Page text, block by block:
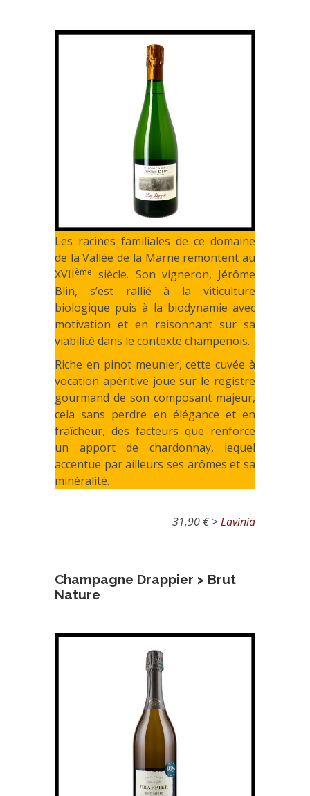
Les racines familiales de ce domaine
de la Vallée de la Marne remontent au
XVIIème siècle. Son vigneron, Jérôme
Blin, s’est rallié à la viticulture
biologique puis à la biodynamie avec
motivation et en raisonnant sur sa
viabilité dans le contexte champenois.
Riche en pinot meunier, cette cuvée à
vocation apéritive joue sur le registre
gourmand de son composant majeur,
cela sans perdre en élégance et en
fraîcheur, des facteurs que renforce
un apport de chardonnay, lequel
accentue par ailleurs ses arômes et sa
minéralité.
31,90 € >Lavinia
Champagne Drappier > Brut
Nature